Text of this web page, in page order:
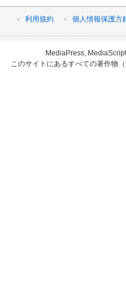
利用規約 個人情報保護方
MediaPress,
このサイトにあるすべての著作物